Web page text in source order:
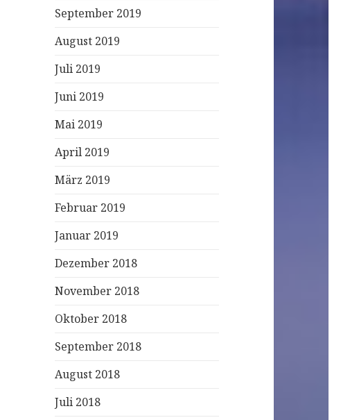
September 2019
August 2019
Juli 2019
Juni 2019
Mai 2019
April 2019
März 2019
Februar 2019
Januar 2019
Dezember 2018
November 2018
Oktober 2018
September 2018
August 2018
Juli 2018